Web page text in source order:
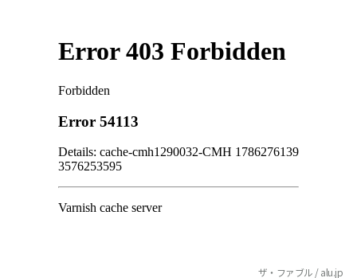
ザ・ファブル / alu.jp